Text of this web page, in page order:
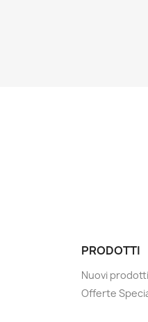
PRODOTTI
Nuovi prodotti
Offerte